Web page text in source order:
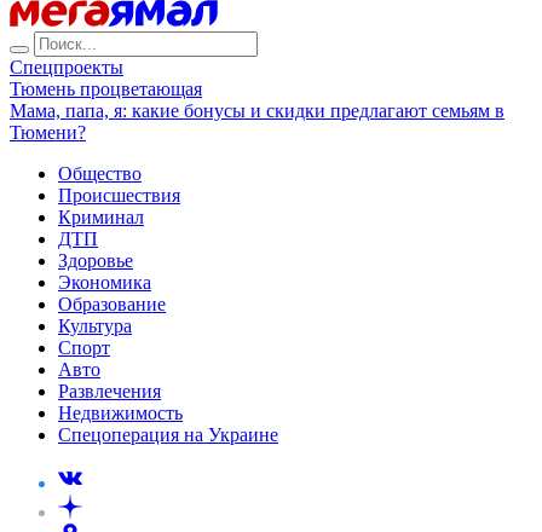
Спецпроекты
Тюмень процветающая
Мама, папа, я: какие бонусы и скидки предлагают семьям в
Тюмени?
Общество
Происшествия
Криминал
ДТП
Здоровье
Экономика
Образование
Культура
Спорт
Авто
Развлечения
Недвижимость
Спецоперация на Украине